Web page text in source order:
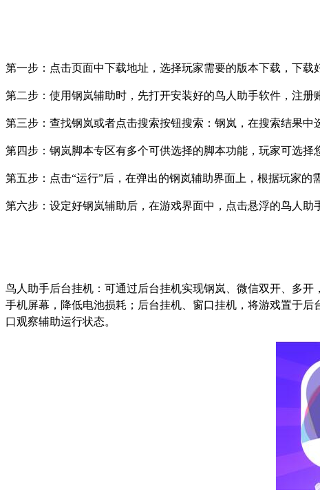
第一步：点击页面中下载地址，选择玩家需要的版本下载，下载
第二步：使用钢岚辅助时，先打开安装好的鸟人助手软件，注册
第三步：查找钢岚或者点击搜索按钮搜索：钢岚，在搜索结果中
第四步：钢岚脚本专区有多个可供选择的脚本功能，玩家可选
第五步：点击“运行”后，在弹出的钢岚辅助界面上，根据玩家的
第六步：设定好钢岚辅助后，在游戏界面中，点击悬浮的鸟人助
鸟人助手后台挂机：可通过后台挂机实现钢岚、微信双开、多
手机屏幕，降低电池损耗；后台挂机、窗口挂机，将游戏置于
口观察辅助运行状态。